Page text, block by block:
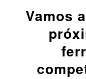
Vamos